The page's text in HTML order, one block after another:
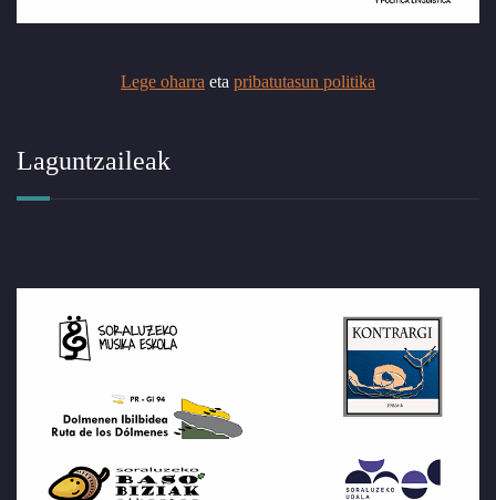
Lege oharra eta pribatutasun politika
Laguntzaileak